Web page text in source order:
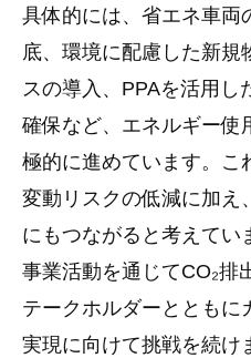
具体的には、省エネ車両
底、環境に配慮した新規
スの導入、PPAを活用し
確保など、エネルギー使
極的に進めています。こ
変動リスクの低減に加え
にもつながると考えてい
事業活動を通じてCO₂排
テークホルダーとともに
実現に向けて挑戦を続け